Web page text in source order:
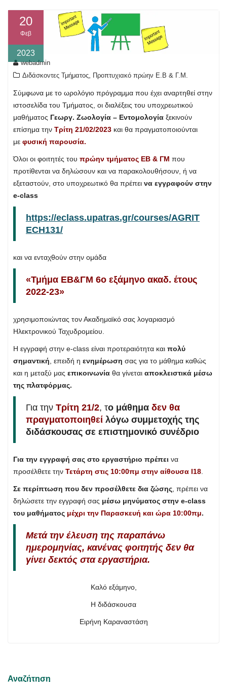
20
Φεβ
2023
webadmin
Διδάσκοντες Τμήματος
Προπτυχιακό πρώην Ε.Β & Γ.Μ.
Σύμφωνα με το ωρολόγιο πρόγραμμα που έχει αναρτηθεί στην
ιστοσελίδα του Τμήματος, οι διαλέξεις του υποχρεωτικού
μαθήματος Γεωργ. Ζωολογία – Εντομολογία ξεκινούν
επίσημα την Τρίτη 21/02/2023 και θα πραγματοποιούνται
με φυσική παρουσία.
Όλοι οι φοιτητές του πρώην τμήματος ΕΒ & ΓΜ που
προτίθενται να δηλώσουν και να παρακολουθήσουν, ή να
εξεταστούν, στο υποχρεωτικό θα πρέπει να εγγραφούν στην
e-class
https://eclass.upatras.gr/courses/AGRIT
ECH131/
και να ενταχθούν στην ομάδα
«Τμήμα ΕΒ&ΓΜ 6ο εξάμηνο ακαδ. έτους
2022-23»
χρησιμοποιώντας τον Ακαδημαϊκό σας λογαριασμό
Ηλεκτρονικού Ταχυδρομείου.
Η εγγραφή στην e-class είναι προτεραιότητα και πολύ
σημαντική , επειδή η ενημέρωση σας για το μάθημα καθώς
και η μεταξύ μας επικοινωνία θα γίνεται αποκλειστικά μέσω
της πλατφόρμας.
Για την Τρίτη 21/2, το μάθημα δεν θα
πραγματοποιηθεί λόγω συμμετοχής της
διδάσκουσας σε επιστημονικό συνέδριο
Για την εγγραφή σας στο εργαστήριο πρέπει να
προσέλθετε την Τετάρτη στις 10:00πμ στην αίθουσα Ι18
Σε περίπτωση που δεν προσέλθετε δια ζώσης , πρέπει να
δηλώσετε την εγγραφή σας μέσω μηνύματος στην e-class
του μαθήματος μέχρι την Παρασκευή και ώρα 10:00πμ.
Μετά την έλευση της παραπάνω
ημερομηνίας, κανένας φοιτητής δεν θα
γίνει δεκτός στα εργαστήρια.
Καλό εξάμηνο,
Η διδάσκουσα
Ειρήνη Καραναστάση
Αναζήτηση